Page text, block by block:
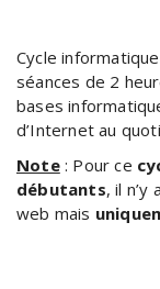
Cycle
séances de 2
bases
d’Internet au
Note: Pour ce
débutants, il
web mais